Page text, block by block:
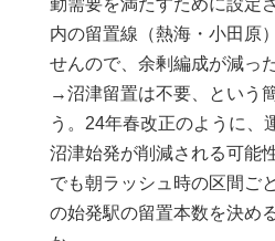
勤需要を満たすために設定
内の留置線（熱海・小田原
せんので、余剰編成が減っ
→沼津留置は不要、という
う。24年春改正のように、
沼津始発が削減される可能
でも朝ラッシュ時の区間ご
の始発駅の留置本数を決め